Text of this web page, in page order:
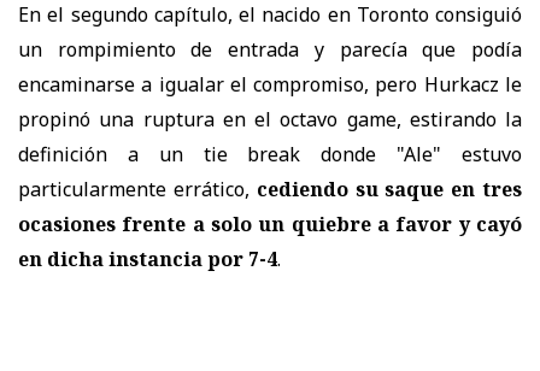
En el segundo capítulo, el nacido en Toronto consiguió
un rompimiento de entrada y parecía que podía
encaminarse a igualar el compromiso, pero Hurkacz le
propinó una ruptura en el octavo game, estirando la
definición a un tie break donde "Ale" estuvo
particularmente errático, cediendo su saque en tres
ocasiones frente a solo un quiebre a favor y cayó
en dicha instancia por 7-4.